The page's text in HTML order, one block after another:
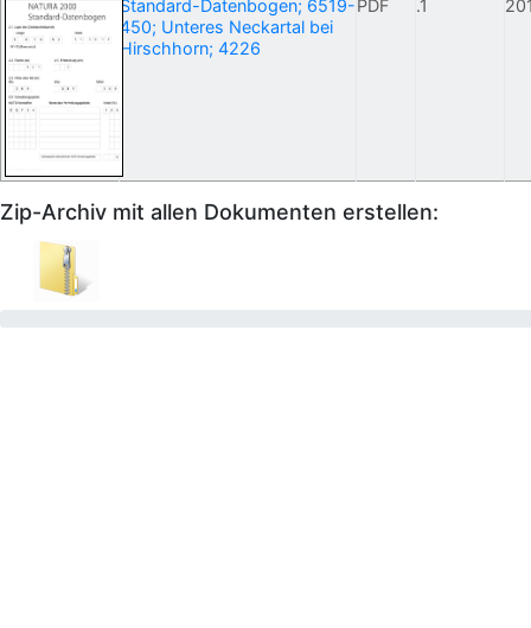
Standard-Datenbogen; 6519-
450; Unteres Neckartal bei
Hirschhorn; 4226
PDF .1
Zip-Archiv mit allen Dokumenten erstellen: